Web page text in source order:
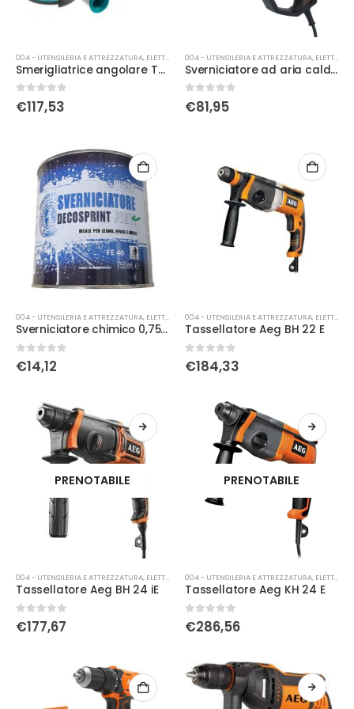
004 - UTENSILERIA E ATTREZZATURA, ELETTRICA
Smerigliatrice angolare TOTAL 20v 115mm
0Su 5
€117,53
004 - UTENSILERIA E ATTREZZATURA, ELETTRICA
Sverniciatore ad aria calda Ribimex multifunzione
0Su 5
€81,95
004 - UTENSILERIA E ATTREZZATURA, ELETTRICA
Sverniciatore chimico 0,75 Lt
0Su 5
€14,12
004 - UTENSILERIA E ATTREZZATURA, ELETTRICA
Tassellatore Aeg BH 22 E
0Su 5
€184,33
PRENOTABILE
004 - UTENSILERIA E ATTREZZATURA, ELETTRICA
Tassellatore Aeg BH 24 iE
0Su 5
€177,67
PRENOTABILE
004 - UTENSILERIA E ATTREZZATURA, ELETTRICA
Tassellatore Aeg KH 24 E
0Su 5
€286,56